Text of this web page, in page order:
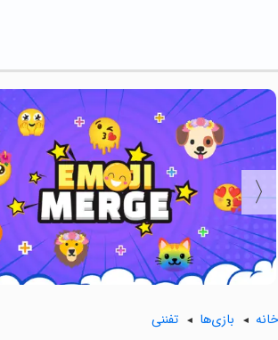
〈
خانه بازی‌ها تفننی